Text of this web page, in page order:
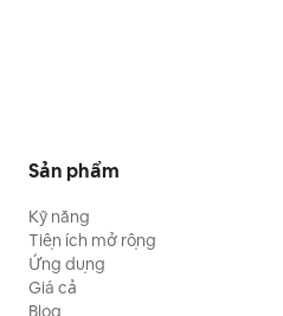
Sản phẩm
Kỹ năng
Tiện ích mở rộng
Ứng dụng
Giá cả
Blog